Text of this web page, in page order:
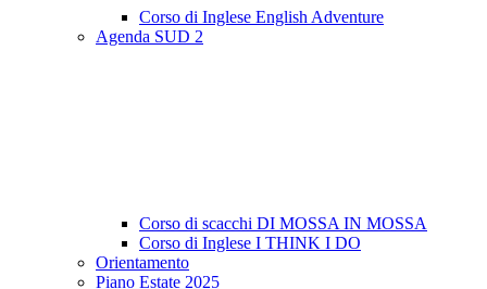
Corso di Inglese English Adventure
Agenda SUD 2
Corso di scacchi DI MOSSA IN MOSSA
Corso di Inglese I THINK I DO
Orientamento
Piano Estate 2025